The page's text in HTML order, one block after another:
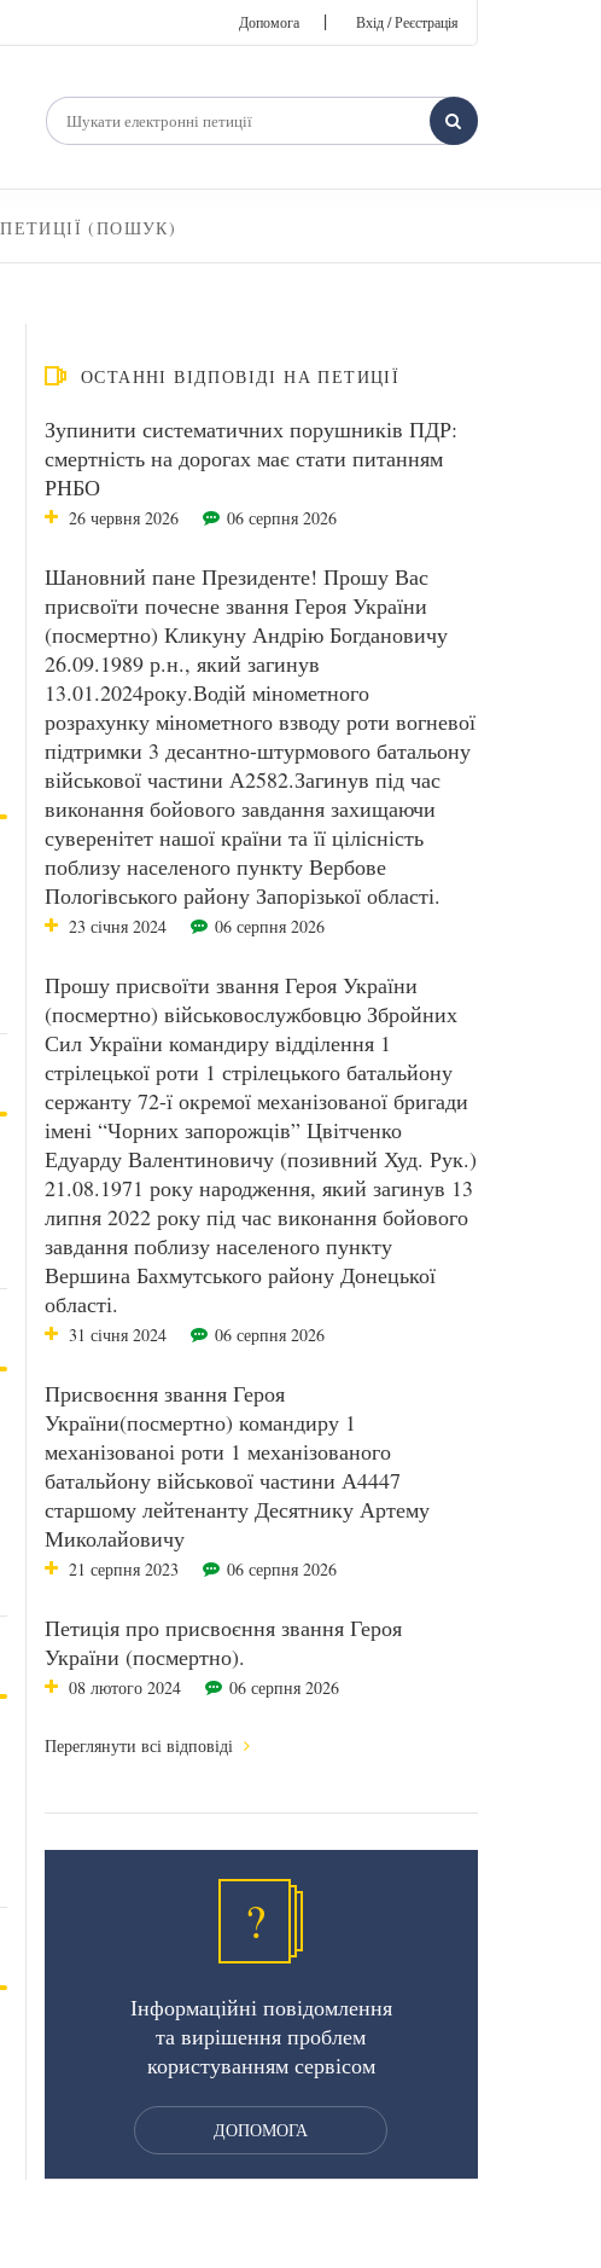
Допомога | Вхід / Реєстрація
(ПОШУК)
ОСТАННІ ВІДПОВІДІ НА ПЕТИЦІЇ
Зупинити систематичних порушників ПДР:
смертність на дорогах має стати питанням
РНБО
26 червня 2026 06 серпня 2026
Шановний пане Президенте! Прошу Вас
присвоїти почесне звання Героя України
(посмертно) Кликуну Андрію Богдановичу
26.09.1989 р.н., який загинув
13.01.2024року.Водій мінометного
розрахунку мінометного взводу роти вогневої
підтримки 3 десантно-штурмового батальону
військової частини А2582.Загинув під час
виконання бойового завдання захищаючи
суверенітет нашої країни та її цілісність
поблизу населеного пункту Вербове
Пологівського району Запорізької області.
23 січня 2024 06 серпня 2026
Прошу присвоїти звання Героя України
(посмертно) військовослужбовцю Збройних
Сил України командиру відділення 1
стрілецької роти 1 стрілецького батальйону
сержанту 72-ї окремої механізованої бригади
імені “Чорних запорожців” Цвітченко
Едуарду Валентиновичу (позивний Худ. Рук.)
21.08.1971 року народження, який загинув 13
липня 2022 року під час виконання бойового
завдання поблизу населеного пункту
Вершина Бахмутського району Донецької
області.
31 січня 2024 06 серпня 2026
Присвоєння звання Героя
України(посмертно) командиру 1
механізованоі роти 1 механізованого
батальйону військової частини А4447
старшому лейтенанту Десятнику Артему
Миколайовичу
21 серпня 2023 06 серпня 2026
Петиція про присвоєння звання Героя
України (посмертно).
08 лютого 2024 06 серпня 2026
Переглянути всі відповіді
?
Інформаційні повідомлення
та вирішення проблем
користуванням сервісом
ДОПОМОГА